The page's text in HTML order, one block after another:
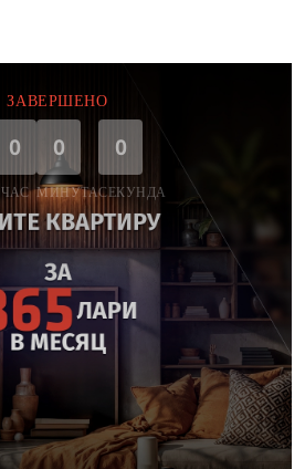
ЗАВЕРШЕНО
0
ЧАС
0
МИНУТА
0
СЕКУНДА